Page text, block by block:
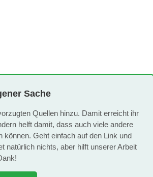
Sache
Quellen hinzu. Damit erreicht ihr
helft damit, dass auch viele andere
Geht einfach auf den Link und
natürlich nichts, aber hilft unserer Arbeit